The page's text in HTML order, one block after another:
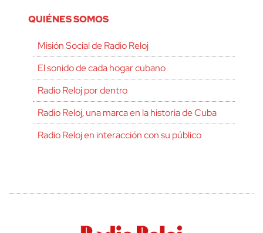
QUIÉNES SOMOS
Misión Social de Radio Reloj
El sonido de cada hogar cubano
Radio Reloj por dentro
Radio Reloj, una marca en la historia de Cuba
Radio Reloj en interacción con su público